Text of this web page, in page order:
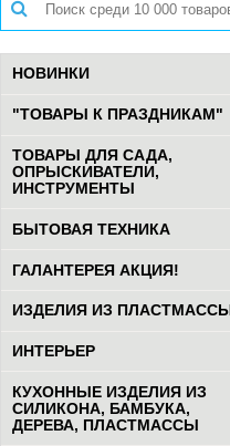
НОВИНКИ
"ТОВАРЫ К ПРАЗДНИКАМ"
ТОВАРЫ ДЛЯ САДА,
ОПРЫСКИВАТЕЛИ,
ИНСТРУМЕНТЫ
БЫТОВАЯ ТЕХНИКА
ГАЛАНТЕРЕЯ АКЦИЯ!
ИЗДЕЛИЯ ИЗ ПЛАСТМАССЫ
ИНТЕРЬЕР
КУХОННЫЕ ИЗДЕЛИЯ ИЗ
СИЛИКОНА, БАМБУКА,
ДЕРЕВА, ПЛАСТМАССЫ